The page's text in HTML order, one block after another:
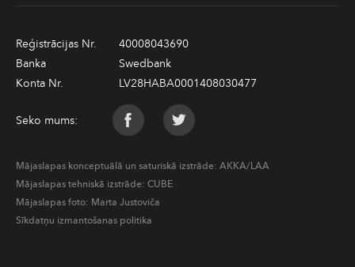
Reģistrācijas Nr.
40008043690
Banka
Swedbank
Konta Nr.
LV28HABA0001408030477
Seko mums:
Mājaslapas konceptuālā un saturiskā izstrāde: AKKA/LAA
Mājaslapas tehniskā izstrāde: CUBE
Mājaslapas foto: Marta Justoviča
Sīkdatņu izmantošanas politika